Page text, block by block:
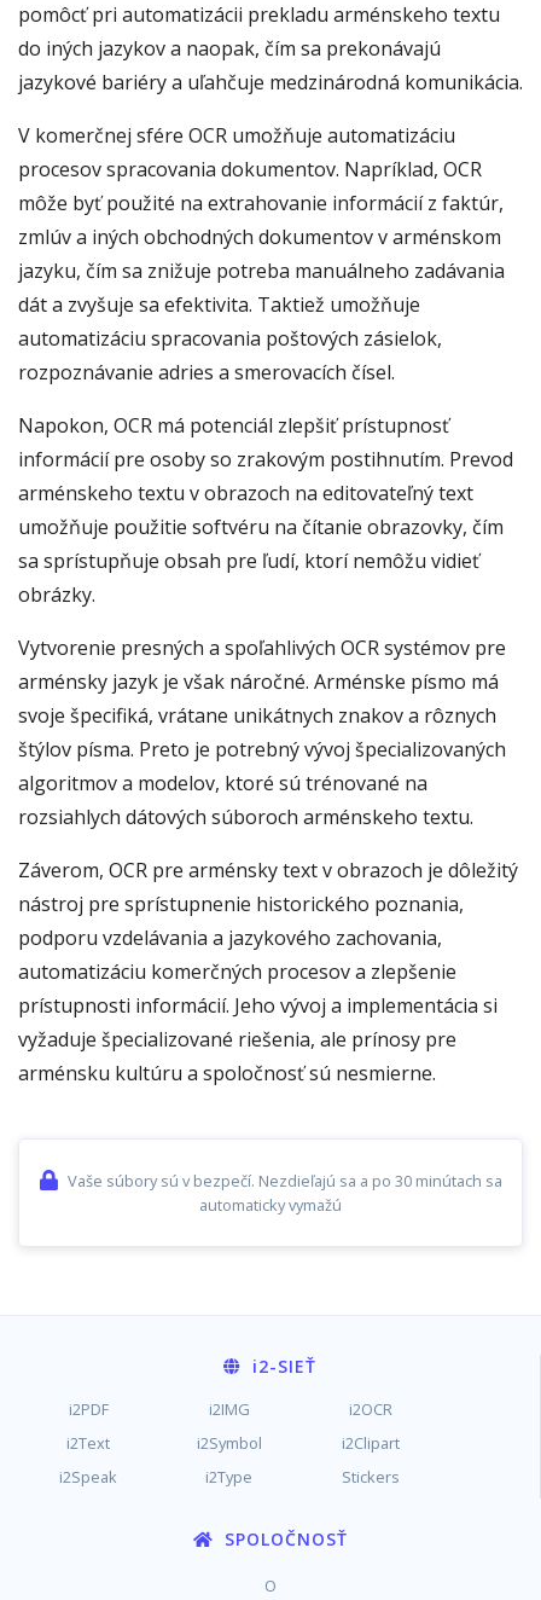
pomôcť pri automatizácii prekladu arménskeho textu
do iných jazykov a naopak, čím sa prekonávajú
jazykové bariéry a uľahčuje medzinárodná komunikácia.
V komerčnej sfére OCR umožňuje automatizáciu
procesov spracovania dokumentov. Napríklad, OCR
môže byť použité na extrahovanie informácií z faktúr,
zmlúv a iných obchodných dokumentov v arménskom
jazyku, čím sa znižuje potreba manuálneho zadávania
dát a zvyšuje sa efektivita. Taktiež umožňuje
automatizáciu spracovania poštových zásielok,
rozpoznávanie adries a smerovacích čísel.
Napokon, OCR má potenciál zlepšiť prístupnosť
informácií pre osoby so zrakovým postihnutím. Prevod
arménskeho textu v obrazoch na editovateľný text
umožňuje použitie softvéru na čítanie obrazovky, čím
sa sprístupňuje obsah pre ľudí, ktorí nemôžu vidieť
obrázky.
Vytvorenie presných a spoľahlivých OCR systémov pre
arménsky jazyk je však náročné. Arménske písmo má
svoje špecifiká, vrátane unikátnych znakov a rôznych
štýlov písma. Preto je potrebný vývoj špecializovaných
algoritmov a modelov, ktoré sú trénované na
rozsiahlych dátových súboroch arménskeho textu.
Záverom, OCR pre arménsky text v obrazoch je dôležitý
nástroj pre sprístupnenie historického poznania,
podporu vzdelávania a jazykového zachovania,
automatizáciu komerčných procesov a zlepšenie
prístupnosti informácií. Jeho vývoj a implementácia si
vyžaduje špecializované riešenia, ale prínosy pre
arménsku kultúru a spoločnosť sú nesmierne.
Vaše súbory sú v bezpečí. Nezdieľajú sa a po 30 minútach sa
automaticky vymažú
i2-SIEŤ
i2PDF i2IMG
i2OCR
i2Text
i2Symbol
i2Clipart
i2Speak
i2Type Stickers
SPOLOČNOSŤ
O